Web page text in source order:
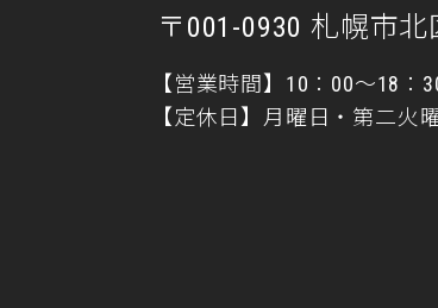
〒001-0930 札幌市
【営業時間】10：00～18：
【定休日】月曜日・第二火